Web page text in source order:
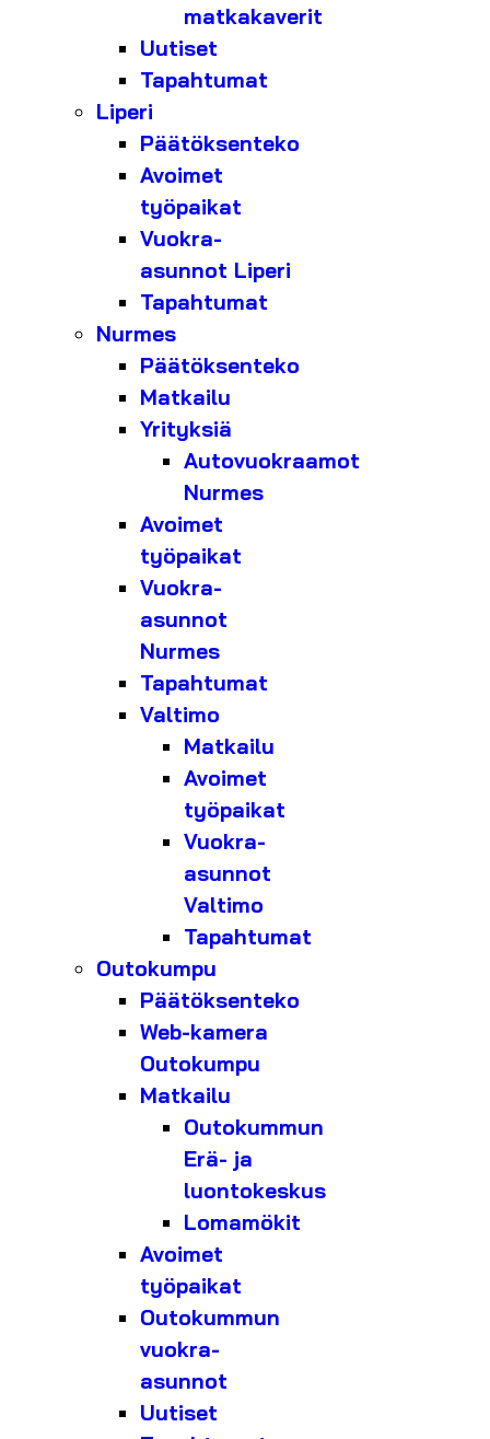
matkakaverit
Uutiset
Tapahtumat
Liperi
Päätöksenteko
Avoimet
työpaikat
Vuokra-
asunnot Liperi
Tapahtumat
Nurmes
Päätöksenteko
Matkailu
Yrityksiä
Autovuokraamot
Nurmes
Avoimet
työpaikat
Vuokra-
asunnot
Nurmes
Tapahtumat
Valtimo
Matkailu
Avoimet
työpaikat
Vuokra-
asunnot
Valtimo
Tapahtumat
Outokumpu
Päätöksenteko
Web-kamera
Outokumpu
Matkailu
Outokummun
Erä- ja
luontokeskus
Lomamökit
Avoimet
työpaikat
Outokummun
vuokra-
asunnot
Uutiset